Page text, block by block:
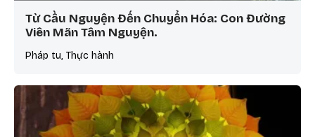
Từ Cầu Nguyện Đến Chuyển Hóa: Con Đường
Viên Mãn Tâm Nguyện.
Pháp tu, Thực hành